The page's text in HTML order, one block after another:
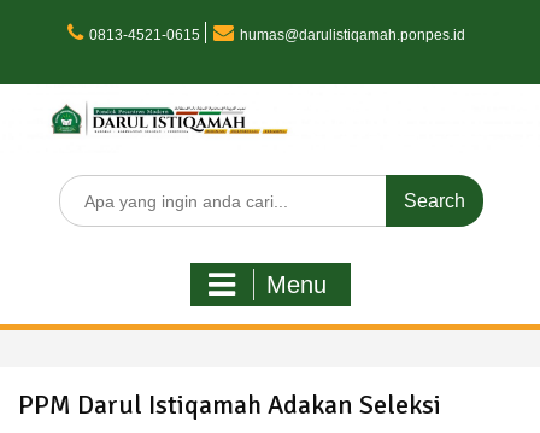
0813-4521-0615 humas@darulistiqamah.ponpes.id
Search
for:
Menu
PPM Darul Istiqamah Adakan Seleksi